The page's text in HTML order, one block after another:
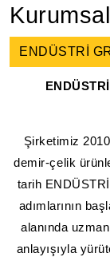
Kurumsal
ENDÜSTRİ
Şirketimiz
demir-çelik
tarih
adımlarının
alanında
anlayışıyla